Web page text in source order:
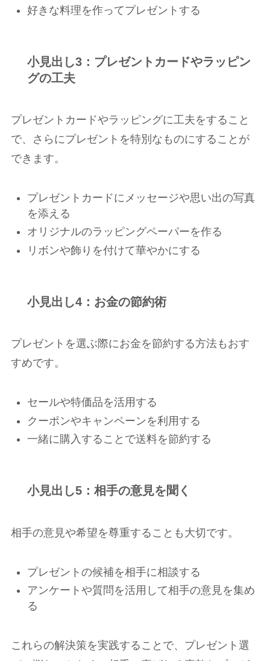
好きな料理を作ってプレゼントする
小見出し3：プレゼントカードやラッピン
グの工夫
プレゼントカードやラッピングに工夫をすること
で、さらにプレゼントを特別なものにすることが
できます。
プレゼントカードにメッセージや思い出の写真
を添える
オリジナルのラッピングペーパーを作る
リボンや飾りを付けて華やかにする
小見出し4：お金の節約術
プレゼントを選ぶ際にお金を節約する方法もおす
すめです。
セールや特価品を活用する
クーポンやキャンペーンを利用する
一緒に購入することで送料を節約する
小見出し5：相手の意見を聞く
相手の意見や希望を尊重することも大切です。
プレゼントの候補を相手に相談する
アンケートや質問を活用して相手の意見を集め
る
これらの解決策を実践することで、プレゼント選